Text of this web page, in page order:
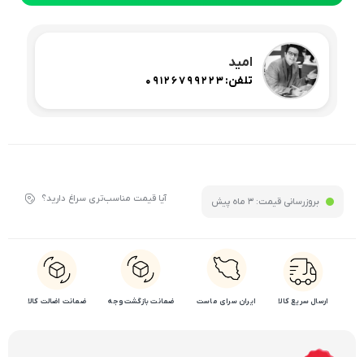
امید
تلفن:09126799223
بروزرسانی قیمت: 3 ماه پیش آیا قیمت مناسب‌تری سراغ دارید؟
ارسال سریع کالا ایران سرای ماست ضمانت بازگشت وجه ضمانت اضالت کالا